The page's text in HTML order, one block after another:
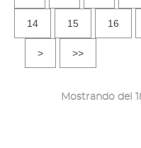
14 15 16
> >>
Mostrando del